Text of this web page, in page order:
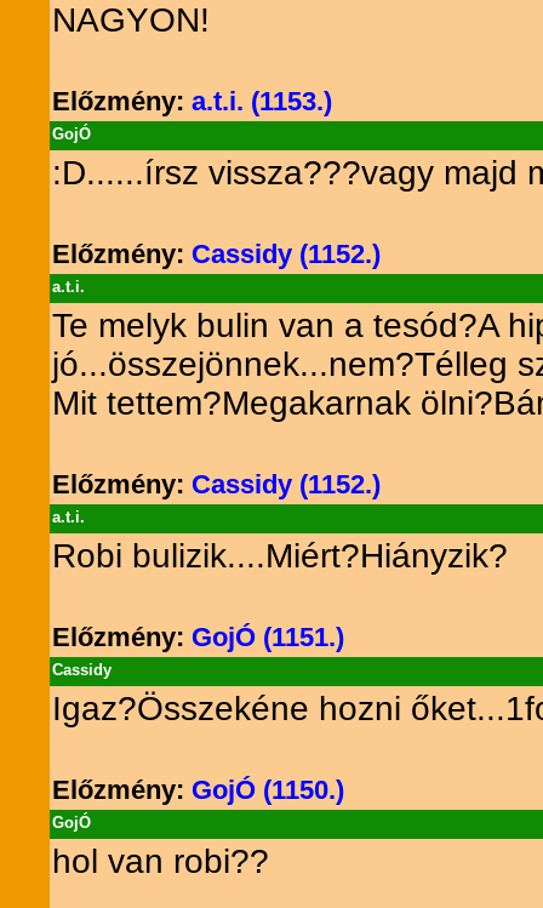
NAGYON!
Előzmény:a.t.i. (1153.)
GojÓ
:D......írsz vissza???vagy majd
Előzmény: Cassidy (1152.)
a.t.i.
Te melyk bulin van a tesód?A
jó...összejönnek...nem?Télleg
Mit tettem?Megakarnak
Előzmény: Cassidy (1152.)
a.t.i.
Robi bulizik....Miért?Hiányzik?
Előzmény: GojÓ (1151.)
Cassidy
Igaz?Összekéne hozni
Előzmény: GojÓ (1150.)
GojÓ
hol van robi??